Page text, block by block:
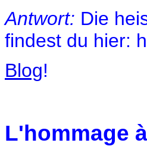
Antwort: Die
findest du hier:
Blog!
L'hommage